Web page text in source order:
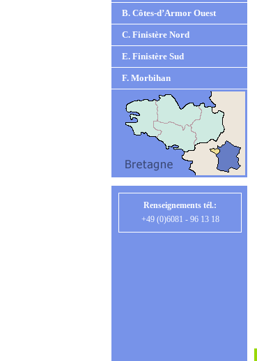
B. Côtes-d’Armor Ouest
C. Finistère Nord
E. Finistère Sud
F. Morbihan
Renseignements tél.:
+49 (0)6081 - 96 13 18